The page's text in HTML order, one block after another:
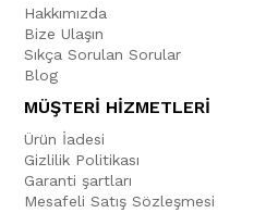
Hakkımızda
Bize Ulaşın
Sıkça Sorulan Sorular
Blog
MÜŞTERİ HİZMETLERİ
Ürün İadesi
Gizlilik Politikası
Garanti şartları
Mesafeli Satış Sözleşmesi